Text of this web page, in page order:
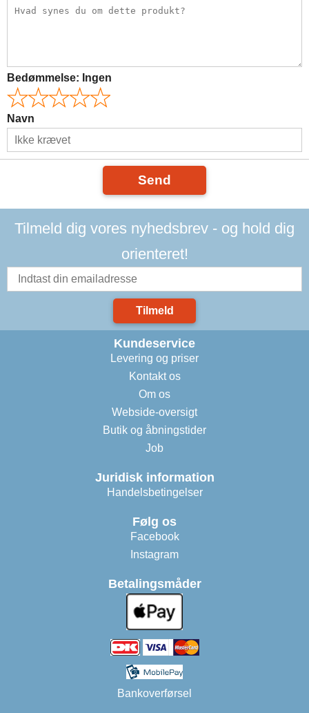
Bedømmelse: Ingen
Navn
Send
Tilmeld dig vores nyhedsbrev - og hold dig
orienteret!
Tilmeld
Kundeservice
Levering og priser
Kontakt os
Om os
Webside-oversigt
Butik og åbningstider
Job
Juridisk information
Handelsbetingelser
Følg os
Facebook
Instagram
Betalingsmåder
Bankoverførsel